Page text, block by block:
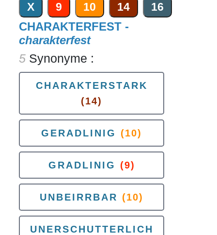
X 9 10 14 16
CHARAKTERFEST -
charakterfest
5 Synonyme :
CHARAKTERSTARK
(14)
GERADLINIG (10)
GRADLINIG (9)
UNBEIRRBAR (10)
UNERSCHUTTERLICH